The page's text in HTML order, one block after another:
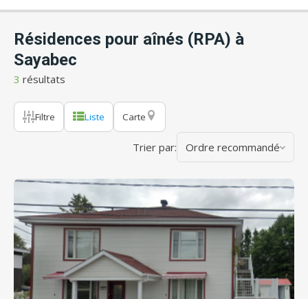
Résidences pour aînés (RPA) à
Sayabec
3 résultats
Filtre Liste Carte
Trier par: Ordre recommandé